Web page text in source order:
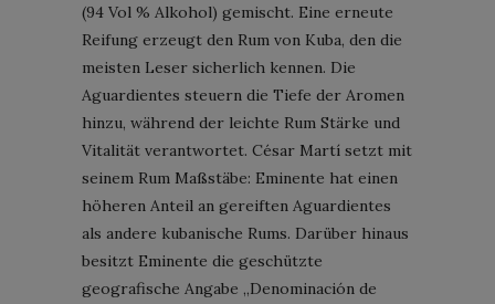
(94 Vol % Alkohol) gemischt. Eine erneute
Reifung erzeugt den Rum von Kuba, den die
meisten Leser sicherlich kennen. Die
Aguardientes steuern die Tiefe der Aromen
hinzu, während der leichte Rum Stärke und
Vitalität verantwortet. César Martí setzt mit
seinem Rum Maßstäbe: Eminente hat einen
höheren Anteil an gereiften Aguardientes
als andere kubanische Rums. Darüber hinaus
besitzt Eminente die geschützte
geografische Angabe „Denominación de